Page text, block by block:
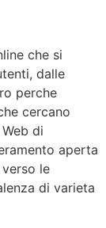
che si
dalle
perche
cercano
di
aperta
le
di varieta